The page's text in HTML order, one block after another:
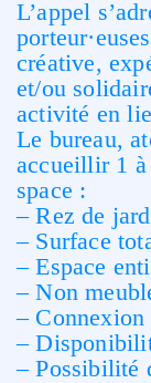
L’appel
créative,
et/ou
activité en
Le bureau,
accueillir 1 à
space :
– Rez de
– Surface
– Espace
– Non
–
–
– Possibilité